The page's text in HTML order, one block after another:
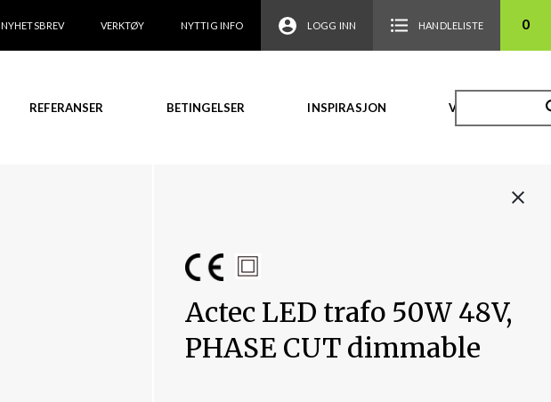
NYHETSBREV VERKTØY NYTTIG INFO LOGG INN HANDLELISTE 0
REFERANSER BETINGELSER INSPIRASJON VIDEO
Actec LED trafo 50W 48V,
PHASE CUT dimmable